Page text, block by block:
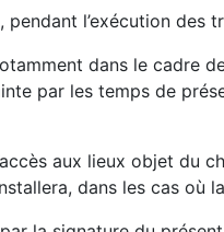
pendant l’exécution des
dans le cadre
par les temps de
aux lieux objet du
dans les cas